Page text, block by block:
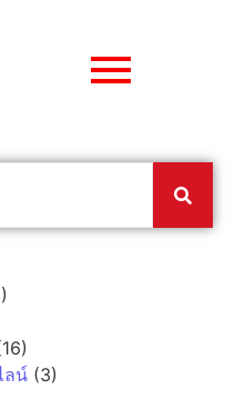
ลน์ (3)